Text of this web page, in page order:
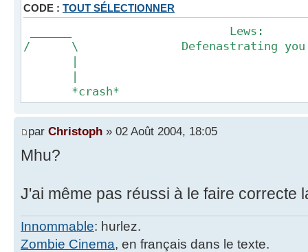
CODE : TOUT SÉLECTIONNER
______ Lews:
/ \ Defenastrating you
|
|
*crash*
par Christoph » 02 Août 2004, 18:05
Mhu?
J'ai même pas réussi à le faire correcte
Innommable: hurlez.
Zombie Cinema, en français dans le texte.